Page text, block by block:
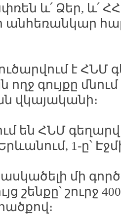
և՛ Ձեր,
է ՀՆՄ
ողջ գույքը
վկայականի։
են ՀՆՄ
1-ը՝
մի
շենքը՝ շուրջ